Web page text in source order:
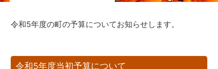
令和5年度の町の予算についてお知らせします。
令和5年度当初予算について